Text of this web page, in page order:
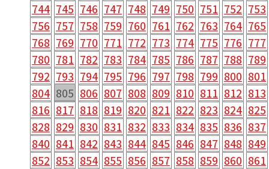
744 745 746 747 748 749 750 751 752 753
756 757 758 759 760 761 762 763 764 765
768 769 770 771 772 773 774 775 776 777
780 781 782 783 784 785 786 787 788 789
792 793 794 795 796 797 798 799 800 801
804 805 806 807 808 809 810 811 812 813
816 817 818 819 820 821 822 823 824 825
828 829 830 831 832 833 834 835 836 837
840 841 842 843 844 845 846 847 848 849
852 853 854 855 856 857 858 859 860 861